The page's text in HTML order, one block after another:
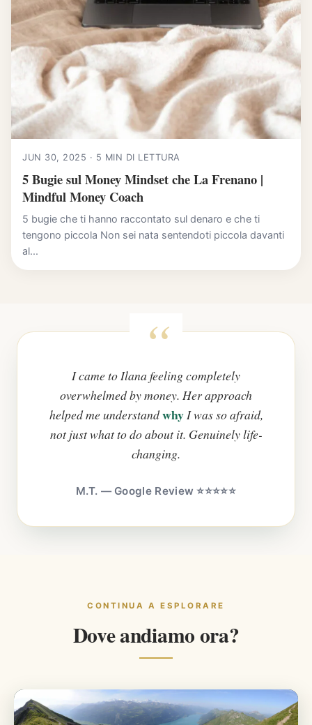
JUN 30, 2025 · 5 MIN DI LETTURA
5 Bugie sul Money Mindset che La Frenano |
Mindful Money Coach
5 bugie che ti hanno raccontato sul denaro e che ti
tengono piccola Non sei nata sentendoti piccola davanti
al...
I came to Ilana feeling completely
overwhelmed by money. Her approach
helped me understandwhyI was so afraid,
not just what to do about it. Genuinely life-
changing.
M.T. — Google Review ⭐⭐⭐⭐⭐
CONTINUA A ESPLORARE
Dove andiamo ora?